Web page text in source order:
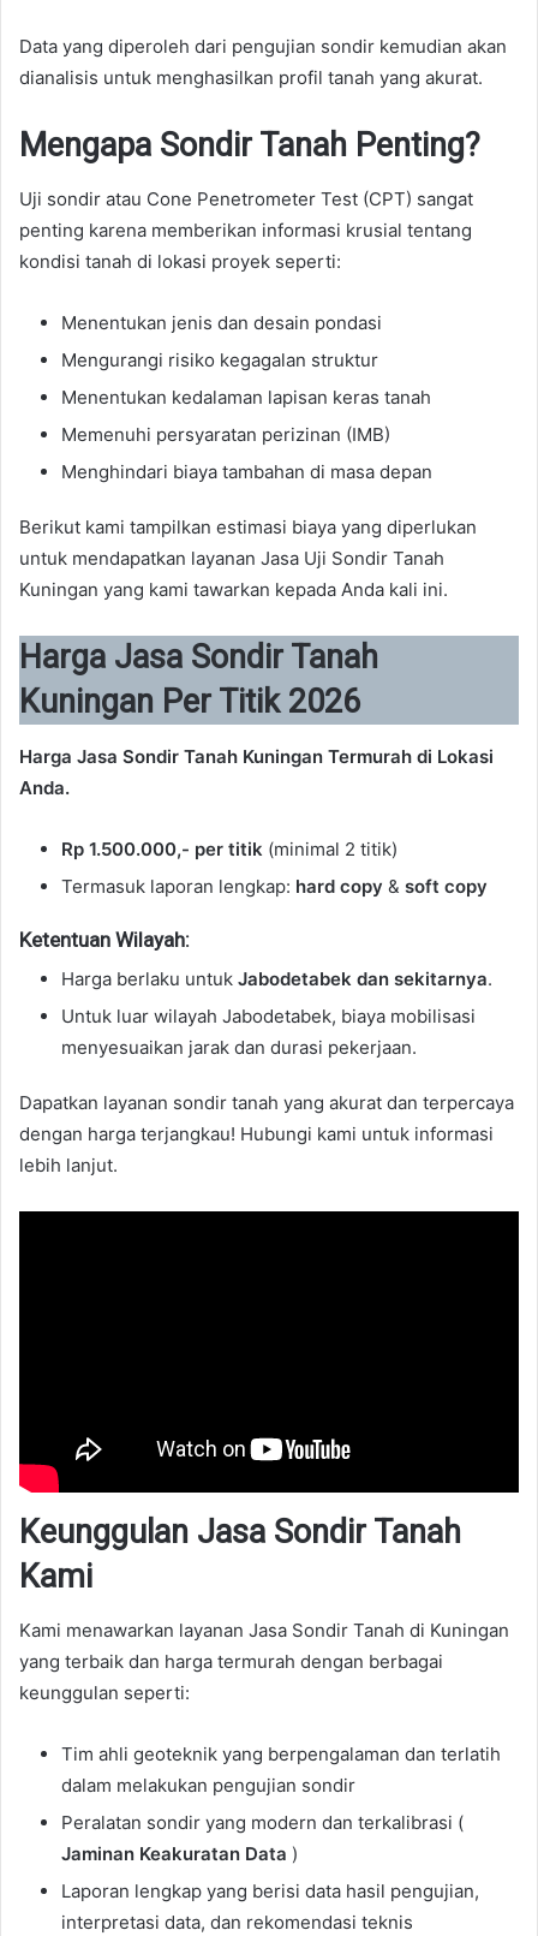
Data yang diperoleh dari pengujian sondir kemudian akan
dianalisis untuk menghasilkan profil tanah yang akurat.
Mengapa Sondir Tanah Penting?
Uji sondir atau Cone Penetrometer Test (CPT) sangat
penting karena memberikan informasi krusial tentang
kondisi tanah di lokasi proyek seperti:
Menentukan jenis dan desain pondasi
Mengurangi risiko kegagalan struktur
Menentukan kedalaman lapisan keras tanah
Memenuhi persyaratan perizinan (IMB)
Menghindari biaya tambahan di masa depan
Berikut kami tampilkan estimasi biaya yang diperlukan
untuk mendapatkan layanan Jasa Uji Sondir Tanah
Kuningan yang kami tawarkan kepada Anda kali ini.
Harga Jasa Sondir Tanah
Kuningan Per Titik 2026
Harga Jasa Sondir Tanah Kuningan Termurah di Lokasi
Anda.
Rp 1.500.000,- per titik (minimal 2 titik)
Termasuk laporan lengkap: hard copy & soft copy
Ketentuan Wilayah:
Harga berlaku untuk Jabodetabek dan sekitarnya.
Untuk luar wilayah Jabodetabek, biaya mobilisasi
menyesuaikan jarak dan durasi pekerjaan.
Dapatkan layanan sondir tanah yang akurat dan terpercaya
dengan harga terjangkau! Hubungi kami untuk informasi
lebih lanjut.
Keunggulan Jasa Sondir Tanah
Kami
Kami menawarkan layanan Jasa Sondir Tanah di Kuningan
yang terbaik dan harga termurah dengan berbagai
keunggulan seperti:
Tim ahli geoteknik yang berpengalaman dan terlatih
dalam melakukan pengujian sondir
Peralatan sondir yang modern dan terkalibrasi (
Jaminan Keakuratan Data )
Laporan lengkap yang berisi data hasil pengujian,
interpretasi data, dan rekomendasi teknis